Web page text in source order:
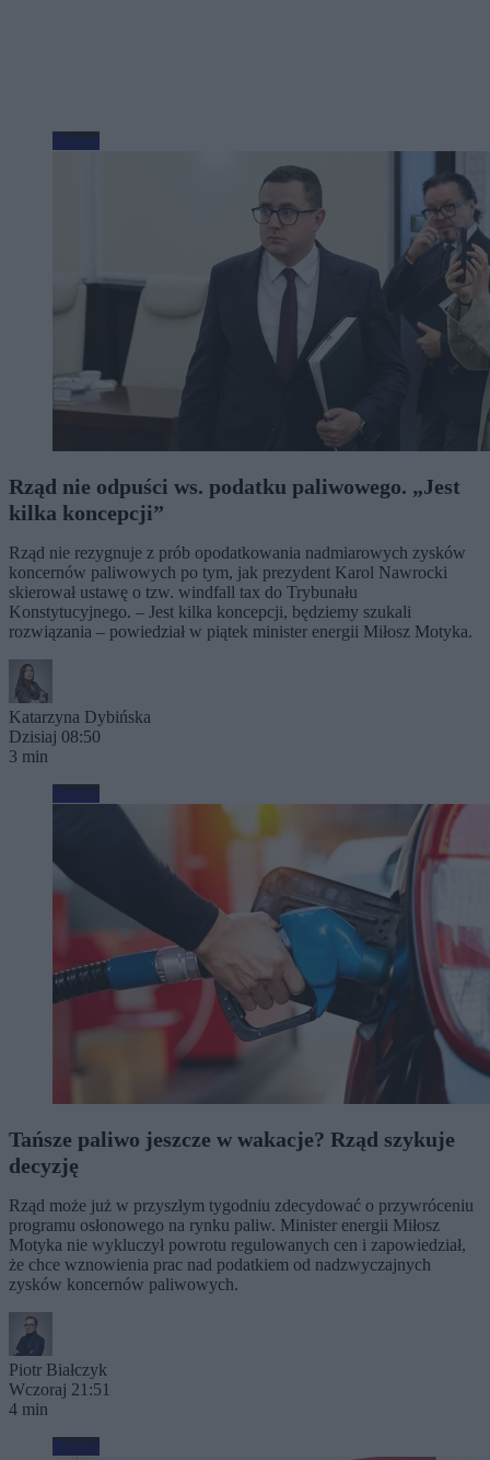
Biznes
Rząd nie odpuści ws. podatku paliwowego. „Jest
kilka koncepcji”
Rząd nie rezygnuje z prób opodatkowania nadmiarowych zysków
koncernów paliwowych po tym, jak prezydent Karol Nawrocki
skierował ustawę o tzw. windfall tax do Trybunału
Konstytucyjnego. – Jest kilka koncepcji, będziemy szukali
rozwiązania – powiedział w piątek minister energii Miłosz Motyka.
Katarzyna Dybińska
Dzisiaj 08:50
3 min
Biznes
Tańsze paliwo jeszcze w wakacje? Rząd szykuje
decyzję
Rząd może już w przyszłym tygodniu zdecydować o przywróceniu
programu osłonowego na rynku paliw. Minister energii Miłosz
Motyka nie wykluczył powrotu regulowanych cen i zapowiedział,
że chce wznowienia prac nad podatkiem od nadzwyczajnych
zysków koncernów paliwowych.
Piotr Białczyk
Wczoraj 21:51
4 min
Biznes